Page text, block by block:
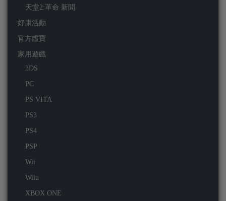
天堂2:革命 新聞
好康活動
官方虛寶
家用遊戲
3DS
PC
PS VITA
PS3
PS4
PSP
Wii
Wiiu
XBOX ONE